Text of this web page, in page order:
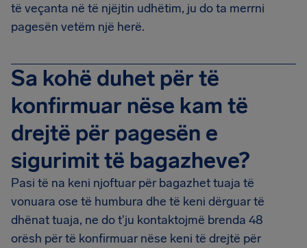
të veçanta në të njëjtin udhëtim, ju do ta merrni
pagesën vetëm një herë.
Sa kohë duhet për të
konfirmuar nëse kam të
drejtë për pagesën e
sigurimit të bagazheve?
Pasi të na keni njoftuar për bagazhet tuaja të
vonuara ose të humbura dhe të keni dërguar të
dhënat tuaja, ne do t'ju kontaktojmë brenda 48
orësh për të konfirmuar nëse keni të drejtë për